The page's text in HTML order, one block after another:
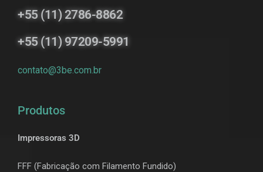
+55 (11) 2786-8862
+55 (11) 97209-5991
contato@3be.com.br
Produtos
Impressoras 3D
FFF (Fabricação com Filamento Fundido)